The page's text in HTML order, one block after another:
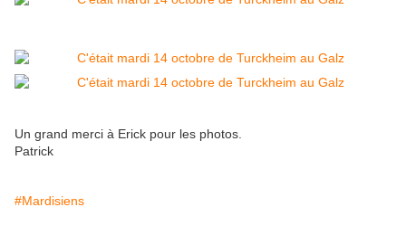
Un grand merci à Erick pour les photos.
Patrick
#Mardisiens